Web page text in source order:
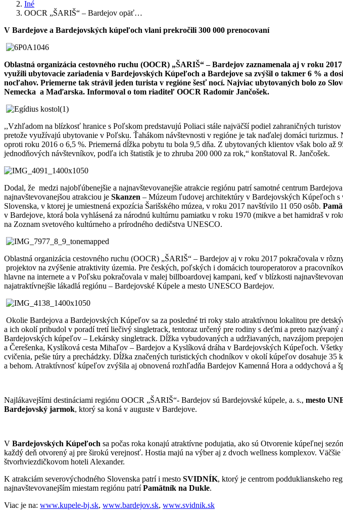
Iné
OOCR „ŠARIŠ“ – Bardejov opäť…
V Bardejove a Bardejovských kúpeľoch vlani prekročili 300 000 prenocovaní
Oblastná organizácia cestovného ruchu (OOCR) „ŠARIŠ“ – Bardejov zaznamenala aj v roku
využili ubytovacie zariadenia v Bardejovských Kúpeľoch a Bardejove sa zvýšil o takmer 6 % a
nocľahov. Priemerne tak strávil jeden turista v regióne šesť nocí. Najviac ubytovaných bolo zo
Nemecka a Maďarska. Informoval o tom riaditeľ OOCR Radomír Jančošek.
,,Vzhľadom na blízkosť hranice s Poľskom predstavujú Poliaci stále najväčší podiel zahraničných
pretože využívajú ubytovanie v Poľsku. Ťahákom návštevnosti v regióne je tak naďalej domáci
oproti roku 2016 o 6,5 %. Priemerná dĺžka pobytu tu bola 9,5 dňa. Z ubytovaných klientov však bolo
jednodňových návštevníkov, podľa ich štatistík je to zhruba 200 000 za rok,“ konštatoval R. Jančošek.
Dodal, že medzi najobľúbenejšie a najnavštevovanejšie atrakcie regiónu patrí samotné centrum
najnavštevovanejšou atrakciou je Skanzen – Múzeum ľudovej architektúry v Bardejovských Kúpeľoch
Slovenska, v ktorej je umiestnená expozícia Šarišského múzea, v roku 2017 navštívilo 11 050 osôb.
v Bardejove, ktorá bola vyhlásená za národnú kultúrnu pamiatku v roku 1970 (mikve a bet hamidraš v
na Zoznam svetového kultúrneho a prírodného dedičstva UNESCO.
Oblastná organizácia cestovného ruchu (OOCR) „ŠARIŠ“ – Bardejov aj v roku 2017 pokračovala v
projektov na zvýšenie atraktivity územia. Pre českých, poľských i domácich touroperatorov a
hlavne na internete a v Poľsku pokračovala v malej billboardovej kampani, keď v blízkosti
najatraktívnejšie lákadlá regiónu – Bardejovské Kúpele a mesto UNESCO Bardejov.
Okolie Bardejova a Bardejovských Kúpeľov sa za posledné tri roky stalo atraktívnou lokalitou pre
a ich okolí pribudol v poradí tretí liečivý singletrack, tentoraz určený pre rodiny s deťmi a preto
Bardejovských kúpeľov – Lekársky singletrack. Dĺžka vybudovaných a udržiavaných, navzájom
a Čerešenka, Kyslíková cesta Mihaľov – Bardejov a Kyslíková dráha v Bardejovských Kúpeľoch.
cvičenia, pešie túry a prechádzky. Dĺžka značených turistických chodníkov v okolí kúpeľov dosahuje
a behom. Atraktívnosť kúpeľov zvýšila aj obnovená rozhľadňa Bardejov Kamenná Hora a oddychová a
Najlákavejšími destináciami regiónu OOCR „ŠARIŠ“- Bardejov sú Bardejovské kúpele, a. s., mesto
Bardejovský jarmok, ktorý sa koná v auguste v Bardejove.
V Bardejovských Kúpeľoch sa počas roka konajú atraktívne podujatia, ako sú Otvorenie kúpeľnej
každý deň otvorený aj pre širokú verejnosť. Hostia majú na výber aj z dvoch wellness komplexov.
štvorhviezdičkovom hoteli Alexander.
K atrakciám severovýchodného Slovenska patrí i mesto SVIDNÍK, ktorý je centrom podduklianskeho
najnavštevovanejším miestam regiónu patríPamätník na Dukle.
Viac je na: www.kupele-bj.sk, www.bardejov.sk, www.svidnik.sk